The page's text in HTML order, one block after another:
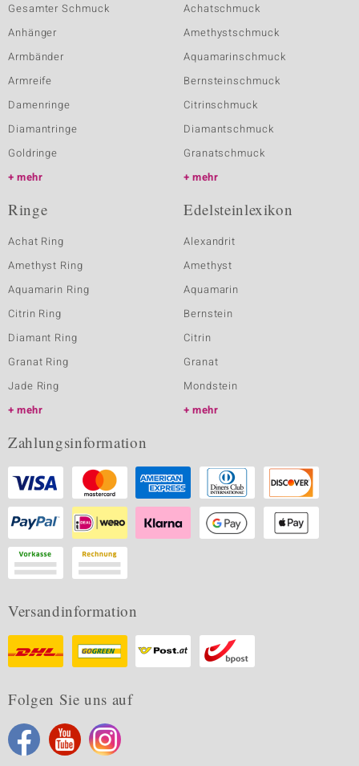
Gesamter Schmuck
Anhänger
Armbänder
Armreife
Damenringe
Diamantringe
Goldringe
mehr
Achatschmuck
Amethystschmuck
Aquamarinschmuck
Bernsteinschmuck
Citrinschmuck
Diamantschmuck
Granatschmuck
mehr
Ringe
Achat Ring
Amethyst Ring
Aquamarin Ring
Citrin Ring
Diamant Ring
Granat Ring
Jade Ring
mehr
Edelsteinlexikon
Alexandrit
Amethyst
Aquamarin
Bernstein
Citrin
Granat
Mondstein
mehr
Zahlungsinformation
Versandinformation
Folgen Sie uns auf